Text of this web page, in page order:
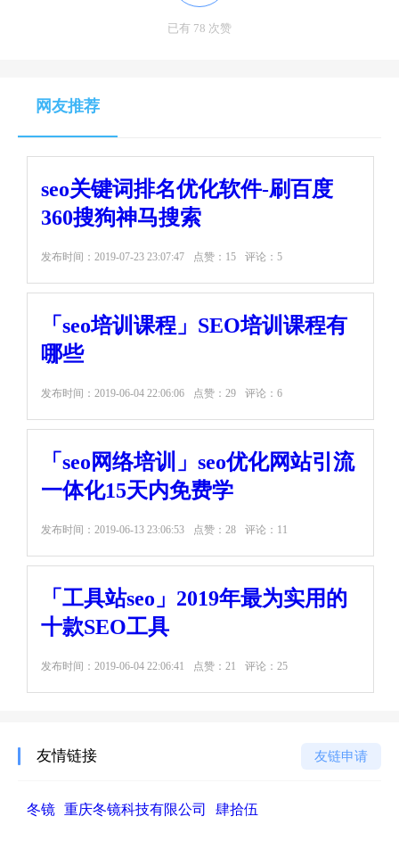
已有 78 次赞
网友推荐
seo关键词排名优化软件-刷百度
360搜狗神马搜索
发布时间： 2019-07-23 23:07:47 点赞：15 评论：5
「seo培训课程」SEO培训课程有
哪些
发布时间： 2019-06-04 22:06:06 点赞：29 评论：6
「seo网络培训」seo优化网站引流
一体化15天内免费学
发布时间： 2019-06-13 23:06:53 点赞：28 评论：11
「工具站seo」2019年最为实用的
十款SEO工具
发布时间： 2019-06-04 22:06:41 点赞：21 评论：25
友情链接 友链申请
冬镜 重庆冬镜科技有限公司 肆拾伍